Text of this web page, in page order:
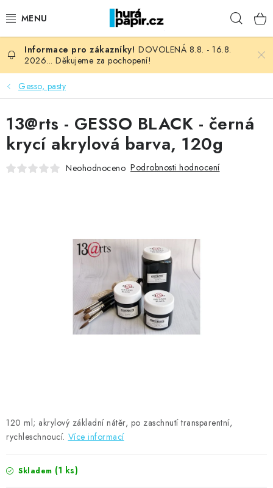
na
NOVINKY
HURÁ DÍLNA
VŠECHNO ZBOŽÍ
KNIHAŘSKÝ MATERIÁL
FOTORECENZE
MOJE OBJEDNÁVKA
DOVOLENÁ 8.8. - 16.8.
2026... Děkujeme za pochopení!
Gesso, pasty
120 ml; akrylový základní nátěr, po zaschnutí transparentní,
rychleschnoucí. Více informací
Skladem (1 ks)
13@rts - GESSO BLACK - černá
krycí akrylová barva, 120g
Neohodnoceno Podrobnosti hodnocení